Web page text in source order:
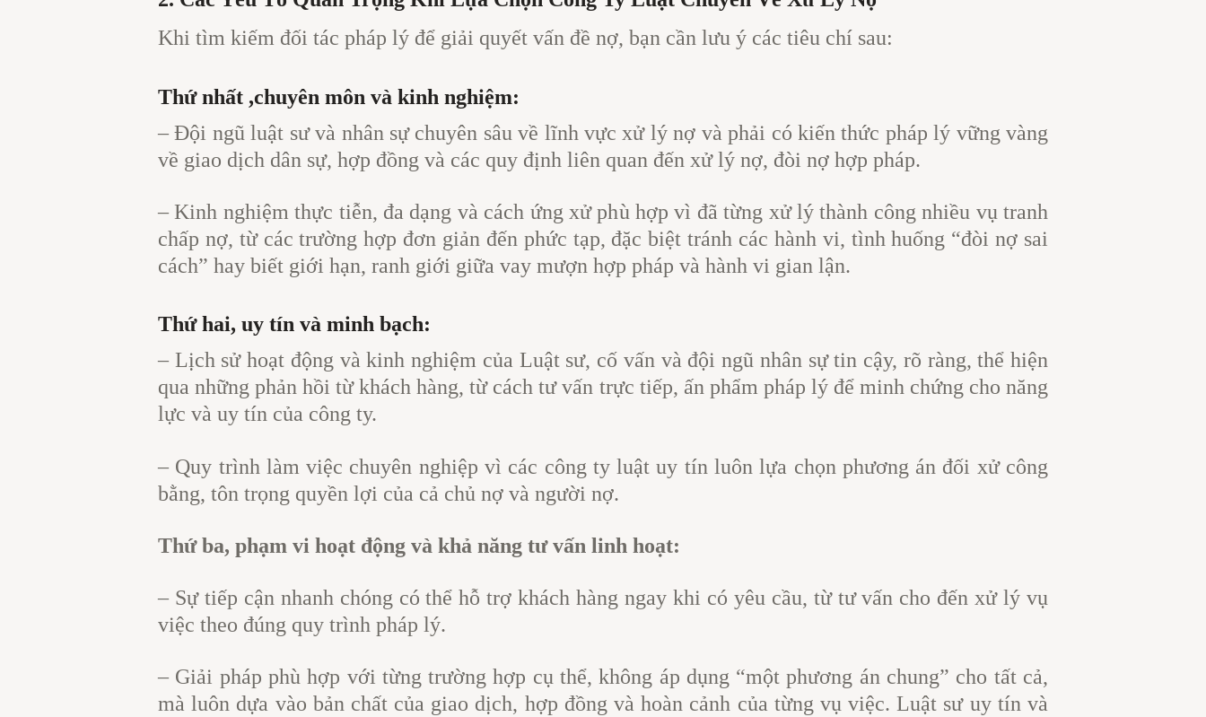
Khi tìm kiếm đối tác pháp lý để giải quyết vấn đề nợ, bạn cần lưu ý các tiêu chí sau:
Thứ nhất ,chuyên môn và kinh nghiệm:
– Đội ngũ luật sư và nhân sự chuyên sâu về lĩnh vực xử lý nợ và phải có kiến thức pháp lý vững vàng
về giao dịch dân sự, hợp đồng và các quy định liên quan đến xử lý nợ, đòi nợ hợp pháp.
– Kinh nghiệm thực tiễn, đa dạng và cách ứng xử phù hợp vì đã từng xử lý thành công nhiều vụ tranh
chấp nợ, từ các trường hợp đơn giản đến phức tạp, đặc biệt tránh các hành vi, tình huống “đòi nợ sai
cách” hay biết giới hạn, ranh giới giữa vay mượn hợp pháp và hành vi gian lận.
Thứ hai, uy tín và minh bạch:
– Lịch sử hoạt động và kinh nghiệm của Luật sư, cố vấn và đội ngũ nhân sự tin cậy, rõ ràng, thể hiện
qua những phản hồi từ khách hàng, từ cách tư vấn trực tiếp, ấn phẩm pháp lý để minh chứng cho năng
lực và uy tín của công ty.
– Quy trình làm việc chuyên nghiệp vì các công ty luật uy tín luôn lựa chọn phương án đối xử công
bằng, tôn trọng quyền lợi của cả chủ nợ và người nợ.
Thứ ba, phạm vi hoạt động và khả năng tư vấn linh hoạt:
– Sự tiếp cận nhanh chóng có thể hỗ trợ khách hàng ngay khi có yêu cầu, từ tư vấn cho đến xử lý vụ
việc theo đúng quy trình pháp lý.
– Giải pháp phù hợp với từng trường hợp cụ thể, không áp dụng “một phương án chung” cho tất cả,
mà luôn dựa vào bản chất của giao dịch, hợp đồng và hoàn cảnh của từng vụ việc. Luật sư uy tín và